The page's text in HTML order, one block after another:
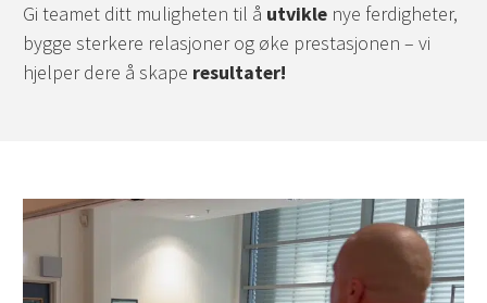
Gi teamet ditt muligheten til å utvikle nye ferdigheter,
bygge sterkere relasjoner og øke prestasjonen – vi
hjelper dere å skape resultater!